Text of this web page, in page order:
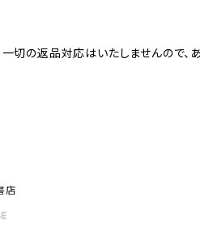
切の返品対応はいたしませんので、
店